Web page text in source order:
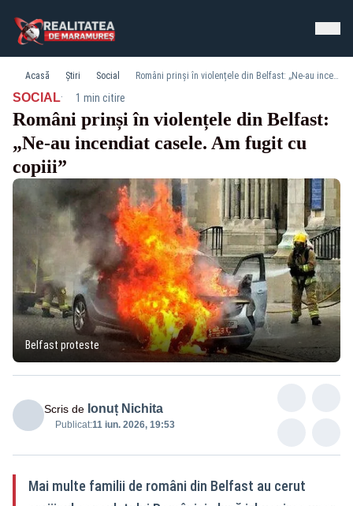
Acasă Știri Social Români prinși în violențele din Belfast: „Ne-au incendiat casele. Am fugit cu copiii”
SOCIAL· 1 min citire
Români prinși în violențele din Belfast:
„Ne-au incendiat casele. Am fugit cu
copiii”
Belfast proteste
Scris de Ionuț Nichita
Publicat:11 iun. 2026, 19:53
Mai multe familii de români din Belfast au cerut